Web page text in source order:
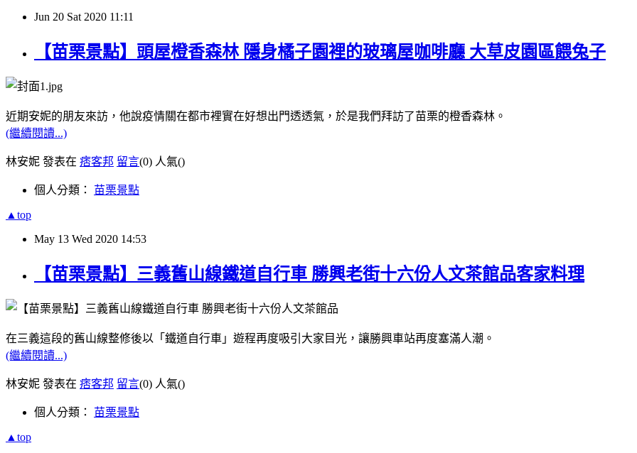
Jun 20 Sat 2020 11:11
【苗栗景點】頭屋橙香森林 隱身橘子園裡的玻璃屋咖啡廳 大草皮園區餵兔子
近期安妮的朋友來訪，他說疫情關在都市裡實在好想出門透透氣，於是我們拜訪了苗栗的橙香森林。
(繼續閱讀...)
林安妮 發表在 痞客邦 留言(0) 人氣()
個人分類： 苗栗景點
▲top
May 13 Wed 2020 14:53
【苗栗景點】三義舊山線鐵道自行車 勝興老街十六份人文茶館品客家料理
在三義這段的舊山線整修後以「鐵道自行車」遊程再度吸引大家目光，讓勝興車站再度塞滿人潮。
(繼續閱讀...)
林安妮 發表在 痞客邦 留言(0) 人氣()
個人分類： 苗栗景點
▲top